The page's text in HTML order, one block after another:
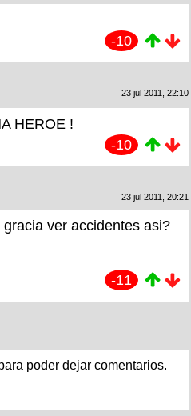
-10
23 jul 2011, 22:10
HEROE !
-10
23 jul 2011, 20:21
ver accidentes asi?
-11
poder dejar comentarios.